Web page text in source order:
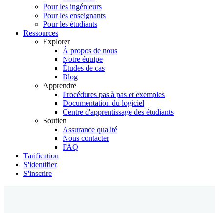
Pour les ingénieurs
Pour les enseignants
Pour les étudiants
Ressources
Explorer
À propos de nous
Notre équipe
Études de cas
Blog
Apprendre
Procédures pas à pas et exemples
Documentation du logiciel
Centre d'apprentissage des étudiants
Soutien
Assurance qualité
Nous contacter
FAQ
Tarification
S'identifier
S'inscrire